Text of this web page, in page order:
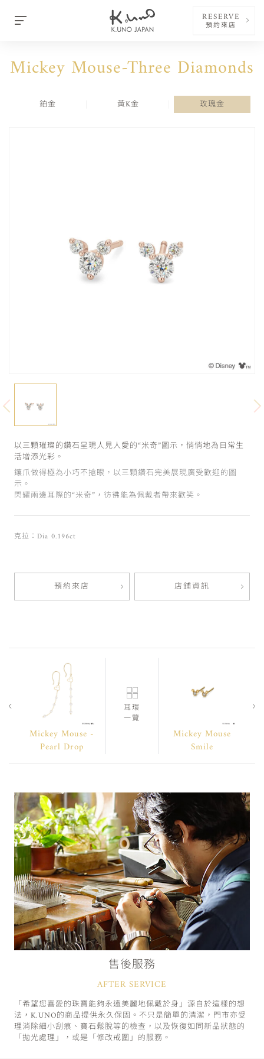
RESERVE
預約來店
Mickey Mouse-Three Diamonds
鉑金 黃K金 玫瑰金
以三顆璀璨的鑽石呈現人見人愛的“米奇”圖示，悄悄地為日常生
活增添光彩。
鑲爪做得極為小巧不搶眼，以三顆鑽石完美展現廣受歡迎的圖
示。
閃耀兩邊耳際的“米奇”，彷彿能為佩戴者帶來歡笑。
克拉：Dia 0.196ct
預約來店 店鋪資訊
Mickey Mouse -
Pearl Drop
耳環
一覽
Mickey Mouse
Smile
售後服務
AFTER SERVICE
「希望您喜愛的珠寶能夠永遠美麗地佩戴於身」源自於這樣的想
法，K.UNO的商品提供永久保固。不只是簡單的清潔，門市亦受
理消除細小刮痕、寶石鬆脫等的檢查，以及恢復如同新品狀態的
「拋光處理」，或是「修改戒圍」的服務。